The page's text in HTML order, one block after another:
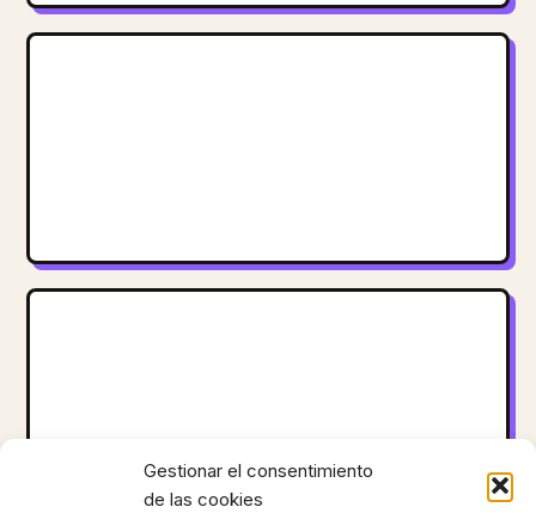
Gestionar el consentimiento
de las cookies